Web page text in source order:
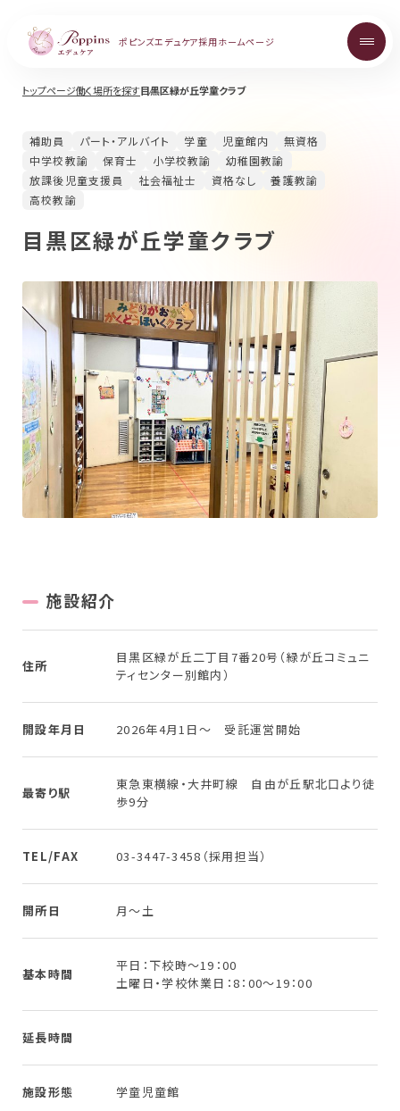
ポピンズエデュケア採用ホームページ
ポピンズエデュケアを知る
Topics
お知らせ
Career
中途採用について
New Graduate
新卒採用について
Workplace
トップページ働く場所を探す目黒区緑が丘学童クラブ
補助員 パート・アルバイト 学童 児童館内
無資格
中学校教諭
保育士 小学校教諭
幼稚園教諭
放課後児童支援員
社会福祉士 資格なし
養護教諭
高校教諭
目黒区緑が丘学童クラブ
施設紹介
住所
目黒区緑が丘二丁目7番20号（緑が丘コミュニ
ティセンター別館内）
開設年月日 2026年4月1日～ 受託運営開始
最寄り駅
東急東横線・大井町線 自由が丘駅北口より徒
歩9分
TEL/FAX 03-3447-3458（採用担当）
開所日 月～土
基本時間
平日：下校時～19：00
土曜日・学校休業日：8：00～19：00
延長時間
施設形態 学童児童館